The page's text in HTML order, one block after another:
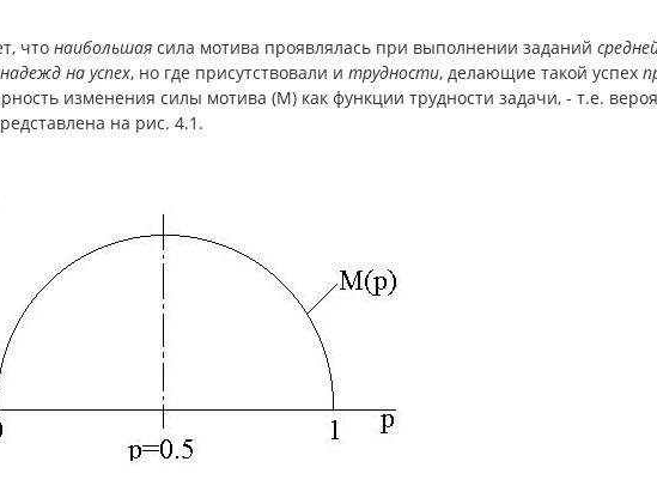
что наибольшаясила мотива проявлялась при выполнении заданий
на успех, но где присутствовали и трудности, делающие такой успех
изменения силы мотива (М) как функции трудности задачи, - т.е.
на рис. 4.1.